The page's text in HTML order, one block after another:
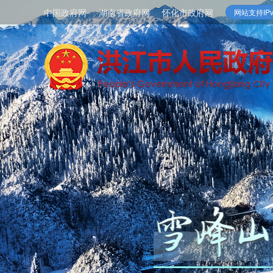
中国政府网 湖南省政府网 怀化市政府网 网站支持